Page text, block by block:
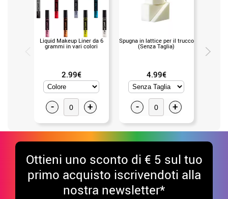
Liquid Makeup Liner da 6
grammi in vari colori
2.99€
- +
Spugna in lattice per il trucco
(Senza Taglia)
4.99€
- +
Ottieni uno sconto di € 5 sul tuo
primo acquisto iscrivendoti alla
nostra newsletter*